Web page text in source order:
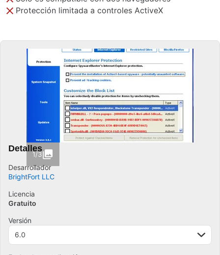
Protección limitada a controles ActiveX
1/3
Detalles
Desarrollador
BrightFort LLC
Licencia
Gratuito
Versión
6.0